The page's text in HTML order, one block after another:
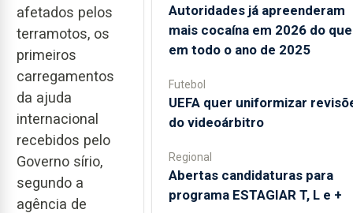
afetados pelos
terramotos, os
primeiros
carregamentos
da ajuda
internacional
recebidos pelo
Governo sírio,
segundo a
agência de
Autoridades já apreenderam
mais cocaína em 2026 do que
em todo o ano de 2025
Futebol
UEFA quer uniformizar
do videoárbitro
Regional
Abertas candidaturas para
programa ESTAGIAR T, L e +